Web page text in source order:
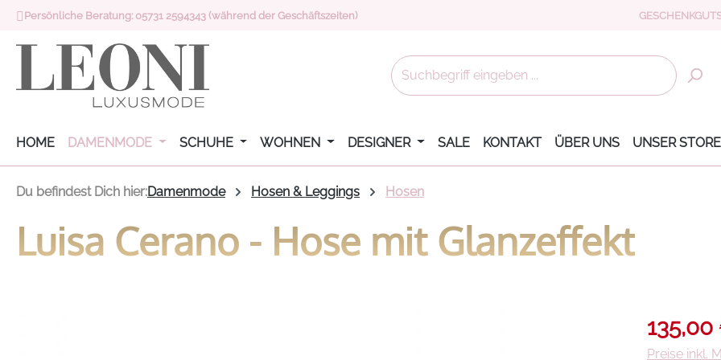
Hauptinhalt springen
Zur Suche springen
Zur Hauptnavigation springen
Persönliche Beratung: 05731 2594343 (während der Geschäftszeiten)
HOME DAMENMODE SCHUHE WOHNEN DESIGNER SALE KONTAKT ÜBER UNS UNSER STORE
Du befindest Dich hier:Damenmode Hosen & Leggings Hosen
Luisa Cerano - Hose mit Glanzeffekt
Preise inkl.